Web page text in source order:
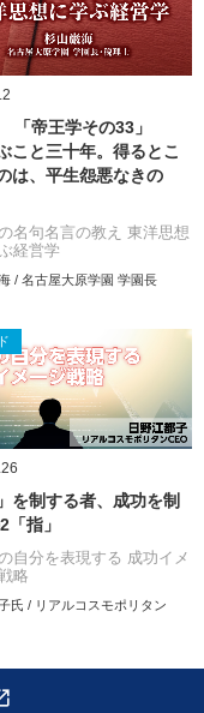
帝王学その33」
こと三十年。得るとこ
は、平生怨悪なきの
名句名言の教え 東洋思想
経営学
/ 名古屋大原学園 学園長
を制する者、成功を制
「指」
自分を表現する 成功イメ
略
氏 / リアルコスモポリタン